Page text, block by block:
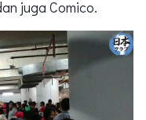
juga Comico.